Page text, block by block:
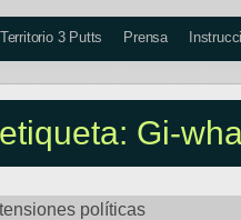
Territorio 3 Putts Prensa
Gi-
políticas